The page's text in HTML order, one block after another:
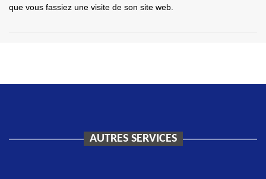
que vous fassiez une visite de son site web.
AUTRES SERVICES